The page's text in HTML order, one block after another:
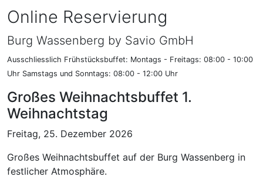
Online Reservierung
Burg Wassenberg by Savio GmbH
Ausschliesslich Frühstücksbuffet: Montags - Freitags: 08:00 - 10:00
Uhr Samstags und Sonntags: 08:00 - 12:00 Uhr
Großes Weihnachtsbuffet 1.
Weihnachtstag
Freitag, 25. Dezember 2026
Großes Weihnachtsbuffet auf der Burg Wassenberg in
festlicher Atmosphäre.